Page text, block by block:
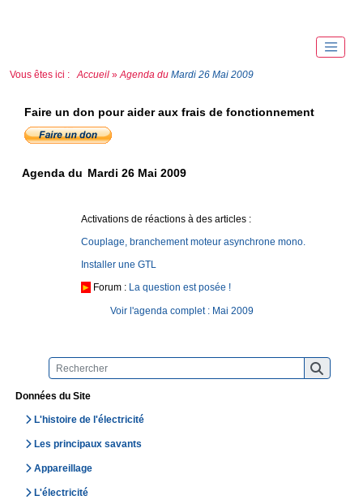
Vous êtes ici : Accueil » Agenda du Mardi 26 Mai 2009
Données du Site
L'histoire de l'électricité
Les principaux savants
Appareillage
L'électricité
Faire un don pour aider aux frais de fonctionnement
Agenda du Mardi 26 Mai 2009
Activations de réactions à des articles :
Couplage, branchement moteur asynchrone mono.
Installer une GTL
► Forum : La question est posée !
Voir l'agenda complet : Mai 2009